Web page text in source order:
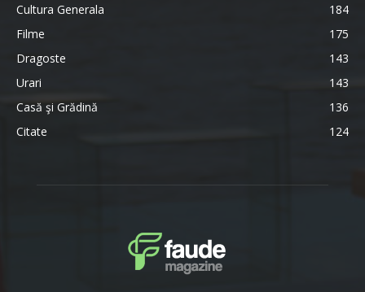
Cultura Generala
184
Filme
175
Dragoste
143
Urari
143
Casă şi Grădină
136
Citate
124